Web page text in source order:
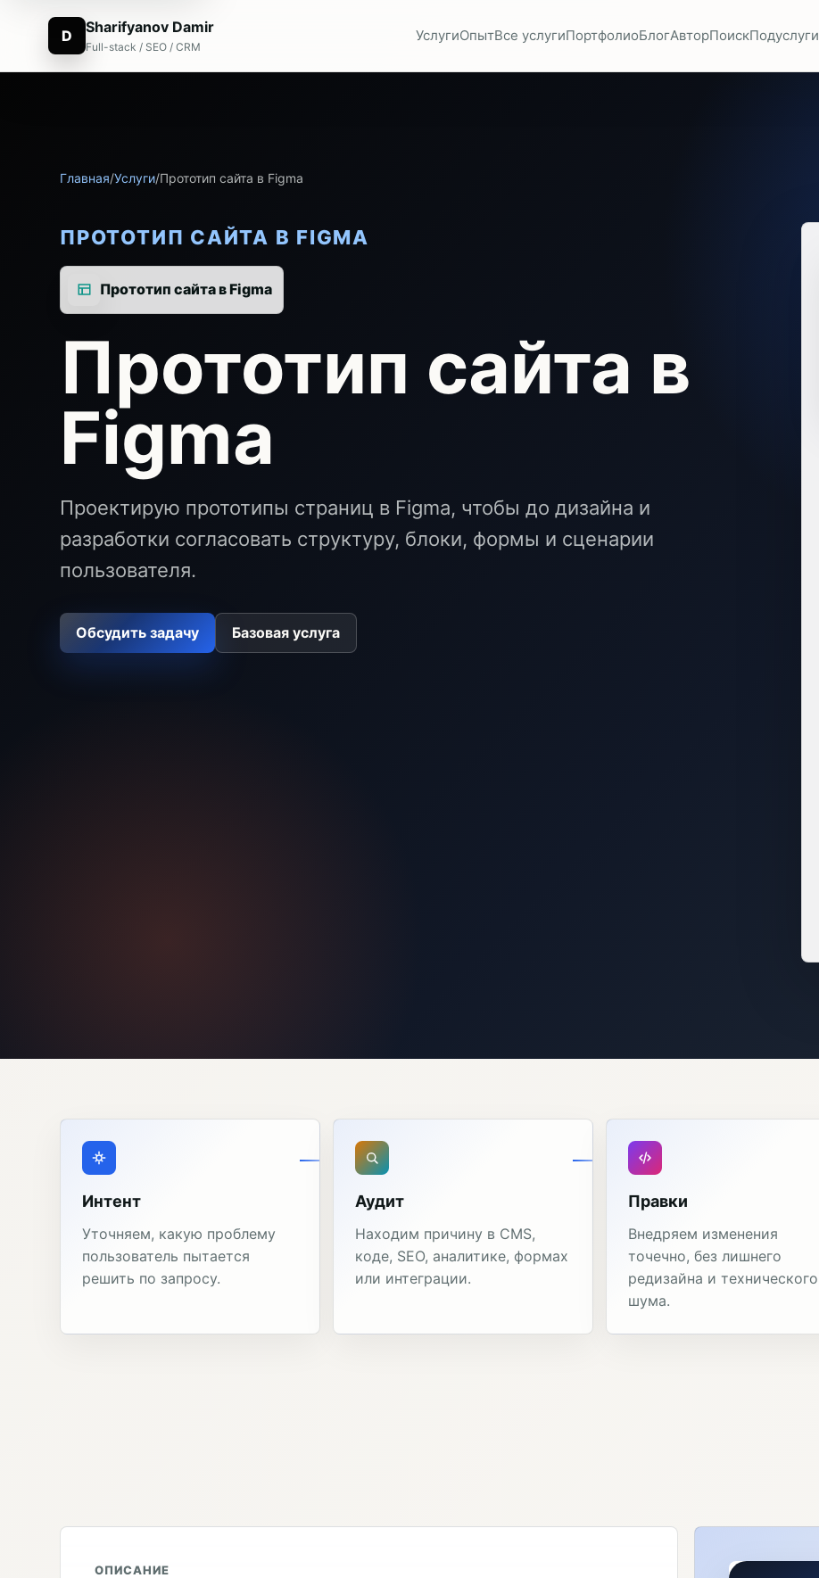
D Sharifyanov Damir
Full-stack / SEO / CRM
УслугиОпытВсе услугиПортфолиоБлогАвторПоискПодуслуги
Главная/Услуги/Прототип сайта в Figma
ПРОТОТИП САЙТА В FIGMA
Прототип сайта в Figma
Прототип сайта в
Figma
Проектирую прототипы страниц в Figma, чтобы до дизайна и
разработки согласовать структуру, блоки, формы и сценарии
пользователя.
Обсудить задачу Базовая услуга
Интент
Уточняем, какую проблему
пользователь пытается
решить по запросу.
Аудит
Находим причину в CMS,
коде, SEO, аналитике, формах
или интеграции.
Правки
Внедряем изменения
точечно, без лишнего
редизайна и технического
шума.
ОПИСАНИЕ